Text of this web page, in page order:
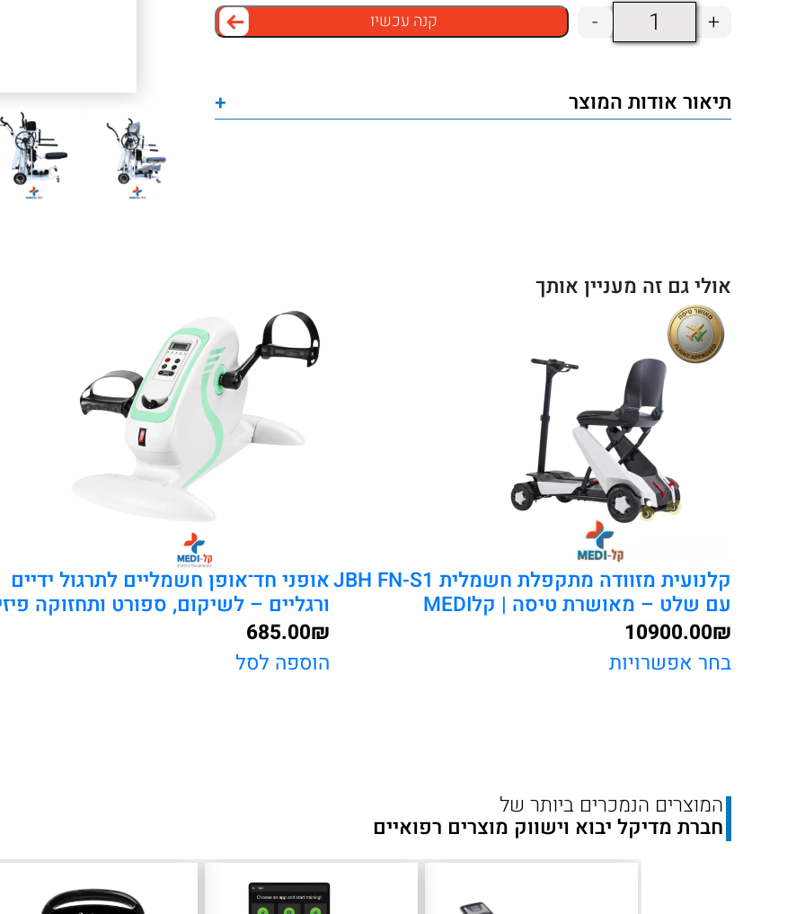
+
כמות
של
מכני
–
פתרון
שיקומי
לניידות
ותרגול
- קנה עכשיו
תיאור אודות המוצר +
אולי גם זה מעניין אותך
קלנועית מזוודה מתקפלת חשמלית JBH FN-S1
עם שלט – מאושרת טיסה | קלMEDI
₪
10900.00
בחר אפשרויות
אופני חד־אופן חשמליים לתרגול ידיים
ורגליים – לשיקום, ספורט ותחזוקה
₪
685.00
הוספה לסל
המוצרים הנמכרים ביותר של
חברת מדיקל יבוא וישווק מוצרים רפואיים